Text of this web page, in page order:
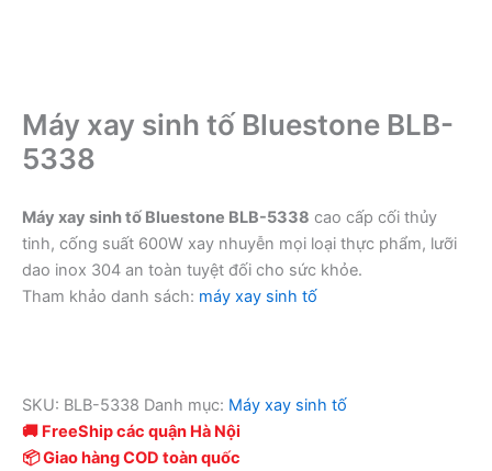
Máy xay sinh tố Bluestone BLB-
5338
Máy xay sinh tố Bluestone BLB-5338 cao cấp cối thủy
tinh, cống suất 600W xay nhuyễn mọi loại thực phẩm, lưỡi
dao inox 304 an toàn tuyệt đối cho sức khỏe.
Tham khảo danh sách: máy xay sinh tố
SKU: BLB-5338 Danh mục: Máy xay sinh tố
🚚 FreeShip các quận Hà Nội
📦 Giao hàng COD toàn quốc